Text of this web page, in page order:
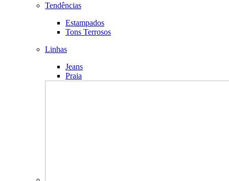
Tendências
Estampados
Tons Terrosos
Linhas
Jeans
Praia